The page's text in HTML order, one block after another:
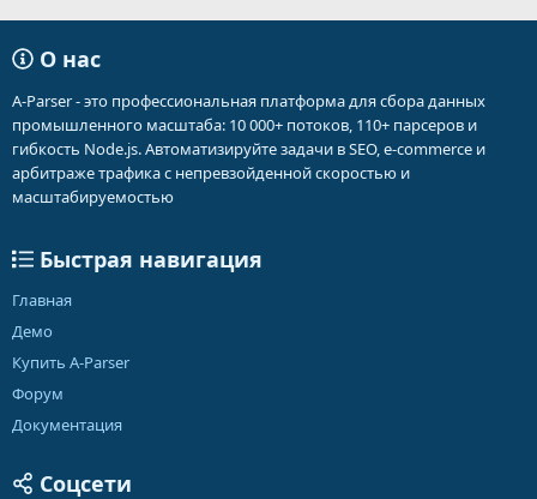
О нас
A-Parser - это профессиональная платформа для сбора данных
промышленного масштаба: 10 000+ потоков, 110+ парсеров и
гибкость Node.js. Автоматизируйте задачи в SEO, e-commerce и
арбитраже трафика с непревзойденной скоростью и
масштабируемостью
Быстрая навигация
Главная
Демо
Купить A-Parser
Форум
Документация
Соцсети